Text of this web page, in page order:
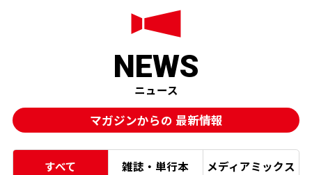
NEWS
ニュース
マガジンからの 最新情報
すべて 雑誌・単行本 メディアミックス